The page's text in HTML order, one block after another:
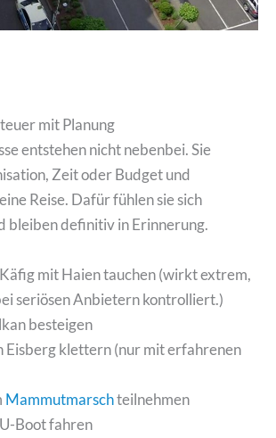
mit Planung
entstehen nicht nebenbei. Sie
Zeit oder Budget und
Reise. Dafür fühlen sie sich
bleiben definitiv in Erinnerung.
mit Haien tauchen (wirkt extrem,
seriösen Anbietern kontrolliert.)
besteigen
Eisberg klettern (nur mit erfahrenen
Mammutmarschteilnehmen
Boot fahren